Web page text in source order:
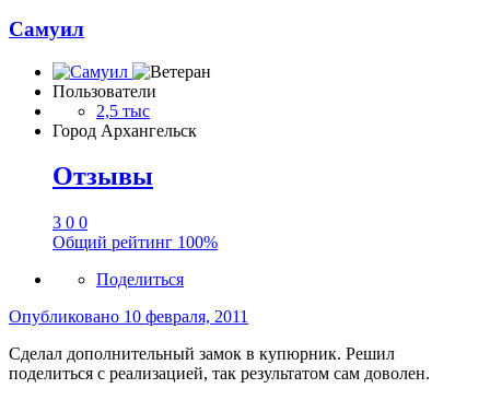
Самуил
Пользователи
2,5 тыс
Город Архангельск
Отзывы
3 0 0
Общий рейтинг 100%
Поделиться
Опубликовано 10 февраля, 2011
Сделал дополнительный замок в купюрник. Решил
поделиться с реализацией, так результатом сам доволен.